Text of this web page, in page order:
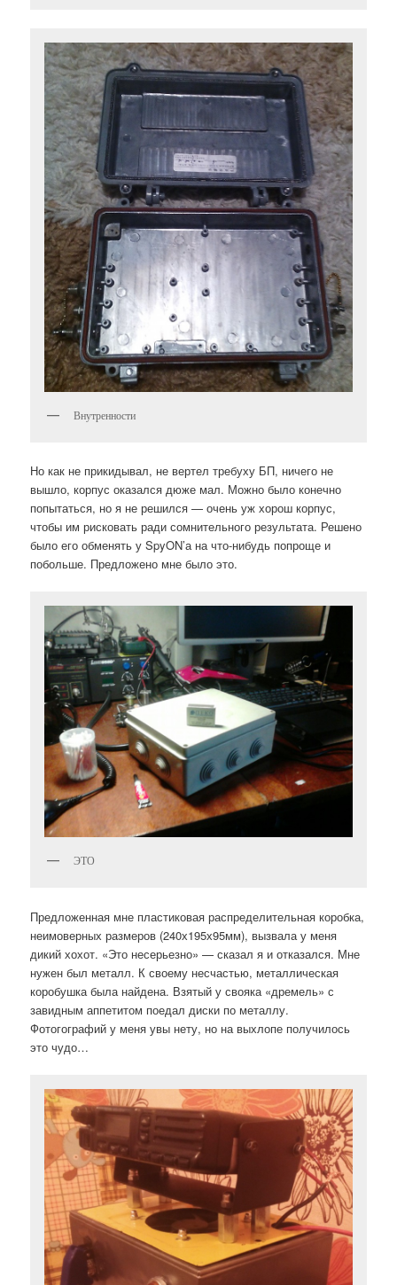
Внутренности
Но как не прикидывал, не вертел требуху БП, ничего не
вышло, корпус оказался дюже мал. Можно было конечно
попытаться, но я не решился — очень уж хорош корпус,
чтобы им рисковать ради сомнительного результата. Решено
было его обменять у SpyON’а на что-нибудь попроще и
побольше. Предложено мне было это.
ЭТО
Предложенная мне пластиковая распределительная коробка,
неимоверных размеров (240х195х95мм), вызвала у меня
дикий хохот. «Это несерьезно» — сказал я и отказался. Мне
нужен был металл. К своему несчастью, металлическая
коробушка была найдена. Взятый у свояка «дремель» с
завидным аппетитом поедал диски по металлу.
Фотогографий у меня увы нету, но на выхлопе получилось
это чудо…